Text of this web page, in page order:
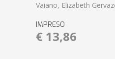
Vaiano, Elizabeth
IMPRESO
€ 13,86